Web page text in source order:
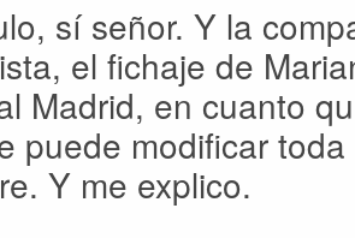
sí señor. Y la
el fichaje de
Madrid, en cuanto
puede modificar
Y me explico.